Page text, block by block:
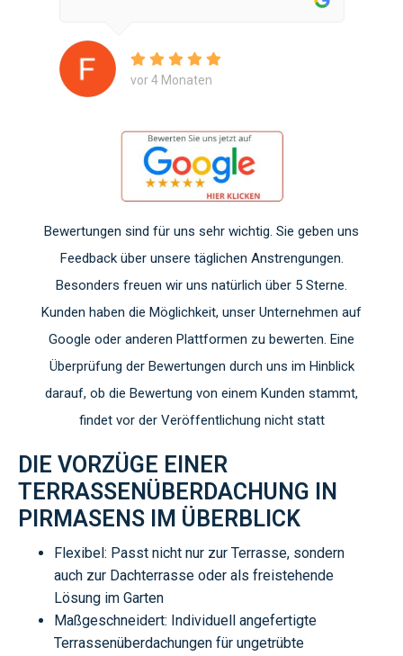
vor 4 Monaten
Bewertungen sind für uns sehr wichtig. Sie geben uns
Feedback über unsere täglichen Anstrengungen.
Besonders freuen wir uns natürlich über 5 Sterne.
Kunden haben die Möglichkeit, unser Unternehmen auf
Google oder anderen Plattformen zu bewerten. Eine
Überprüfung der Bewertungen durch uns im Hinblick
darauf, ob die Bewertung von einem Kunden stammt,
findet vor der Veröffentlichung nicht statt
DIE VORZÜGE EINER
TERRASSENÜBERDACHUNG IN
PIRMASENS IM ÜBERBLICK
Flexibel: Passt nicht nur zur Terrasse, sondern
auch zur Dachterrasse oder als freistehende
Lösung im Garten
Maßgeschneidert: Individuell angefertigte
Terrassenüberdachungen für ungetrübte